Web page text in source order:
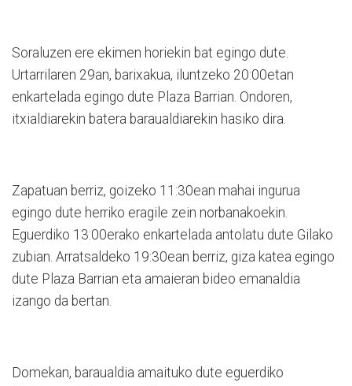
Soraluzen ere ekimen horiekin bat egingo dute.
Urtarrilaren 29an, barixakua, iluntzeko 20:00etan
enkartelada egingo dute Plaza Barrian. Ondoren,
itxialdiarekin batera baraualdiarekin hasiko dira.
Zapatuan berriz, goizeko 11:30ean mahai ingurua
egingo dute herriko eragile zein norbanakoekin.
Eguerdiko 13:00erako enkartelada antolatu dute Gilako
zubian. Arratsaldeko 19:30ean berriz, giza katea egingo
dute Plaza Barrian eta amaieran bideo emanaldia
izango da bertan.
Domekan, baraualdia amaituko dute eguerdiko